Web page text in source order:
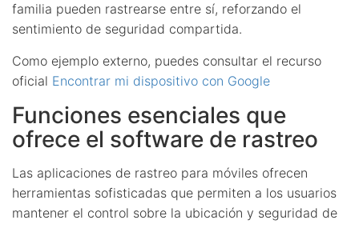
familia pueden rastrearse entre sí, reforzando el
sentimiento de seguridad compartida.
Como ejemplo externo, puedes consultar el recurso
oficial Encontrar mi dispositivo con Google
Funciones esenciales que
ofrece el software de rastreo
Las aplicaciones de rastreo para móviles ofrecen
herramientas sofisticadas que permiten a los usuarios
mantener el control sobre la ubicación y seguridad de